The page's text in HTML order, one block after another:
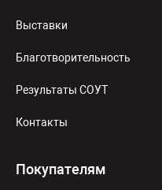
Выставки
Благотворительность
Результаты СОУТ
Контакты
Покупателям